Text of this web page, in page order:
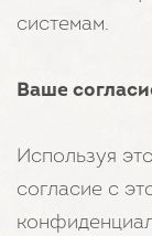
системам.
Ваше
Используя
согласие с